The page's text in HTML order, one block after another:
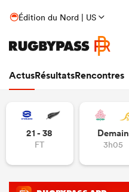
Édition du Nord | US
ActusRésultatsRencontres
21 - 38
FT
Demain
3h05